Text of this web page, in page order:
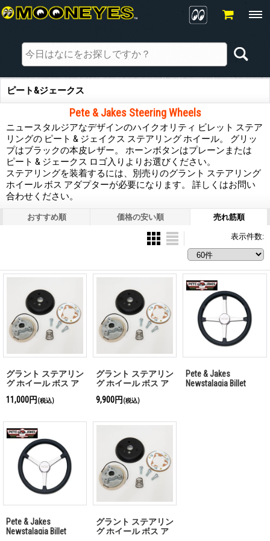
ピート&ジェークス
Pete & Jakes Steering Wheels
ニュースタルジアなデザインのハイクオリティ ビレット ステア
リングの ピート & ジェイクス ステアリング ホイール。 グリッ
プはブラックの本皮レザー。 ホーンボタンはプレーンまたは
ピート & ジェークス ロゴ入りよりお選びください。
ステアリングを装着するには、別売りのグラント ステアリング
ホイール ボス アダプターが必要になります。 詳しくはお問い
合わせください。
おすすめ順 価格の安い順 売れ筋順
表示件数:
グラント ステアリン
グ ホイール ボス ア
91 Ford Pick-up 専用
11,000円 (税込)
グラント ステアリン
グ ホイール ボス ア
GB4000番代
9,900円 (税込)
Pete & Jakes
Newstalagia Billet
Pete & Jakes
Newstalagia Billet
グラント ステアリン
グ ホイール ボス ア